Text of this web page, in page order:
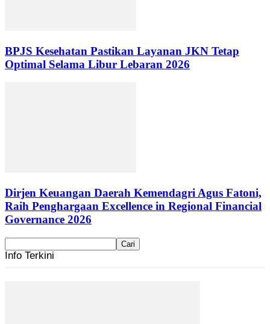
BPJS Kesehatan Pastikan Layanan JKN Tetap
Optimal Selama Libur Lebaran 2026
Dirjen Keuangan Daerah Kemendagri Agus Fatoni,
Raih Penghargaan Excellence in Regional Financial
Governance 2026
Info Terkini